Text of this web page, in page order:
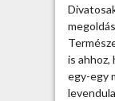
is ahhoz,
egy-egy